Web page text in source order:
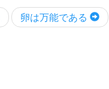
卵は万能である